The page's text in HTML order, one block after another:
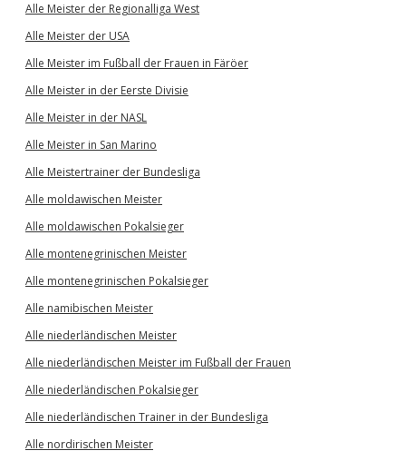
Alle Meister der Regionalliga West
Alle Meister der USA
Alle Meister im Fußball der Frauen in Färöer
Alle Meister in der Eerste Divisie
Alle Meister in der NASL
Alle Meister in San Marino
Alle Meistertrainer der Bundesliga
Alle moldawischen Meister
Alle moldawischen Pokalsieger
Alle montenegrinischen Meister
Alle montenegrinischen Pokalsieger
Alle namibischen Meister
Alle niederländischen Meister
Alle niederländischen Meister im Fußball der Frauen
Alle niederländischen Pokalsieger
Alle niederländischen Trainer in der Bundesliga
Alle nordirischen Meister